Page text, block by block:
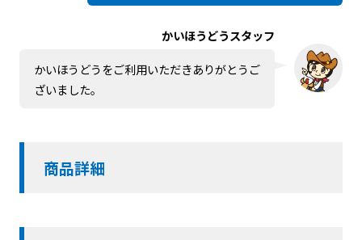
かいほうどうスタッフ
かいほうどうをご利用いただきありがとうご
ざいました。
商品詳細